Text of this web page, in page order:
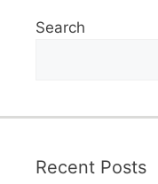
Search
Recent Posts